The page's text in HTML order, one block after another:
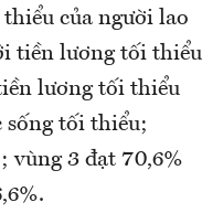
của người lao
tiền lương tối thiểu
lương tối thiểu
sống tối thiểu;
vùng 3 đạt 70,6%